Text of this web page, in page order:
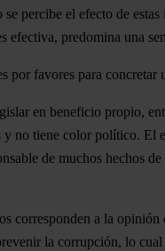
percibe el efecto de
efectiva, predomina una
por favores para concretar
en beneficio propio,
y no tiene color político.
de muchos hechos
corresponden a la opinión
la corrupción, lo